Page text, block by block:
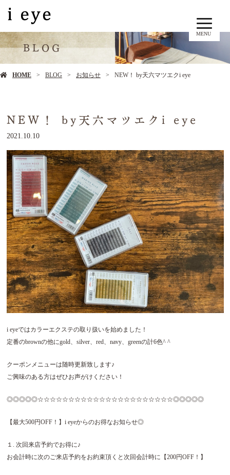
MENU
BLOG
HOME BLOG お知らせ NEW！ by天六マツエクi eye
NEW！ by天六マツエクi eye
2021.10.10
i eyeではカラーエクステの取り扱いを始めました！
定番のbrownの他にgold、silver、red、navy、greenの計6色^ ^
クーポンメニューは随時更新致します♪
ご興味のある方はぜひお声がけください！
◎◎◎◎◎☆☆☆☆☆☆☆☆☆☆☆☆☆☆☆☆☆☆☆☆☆☆◎◎◎◎◎
【最大500円OFF！】i eyeからのお得なお知らせ◎
１. 次回来店予約でお得に♪
お会計時に次のご来店予約をお約束頂くと次回会計時に【200円OFF！】